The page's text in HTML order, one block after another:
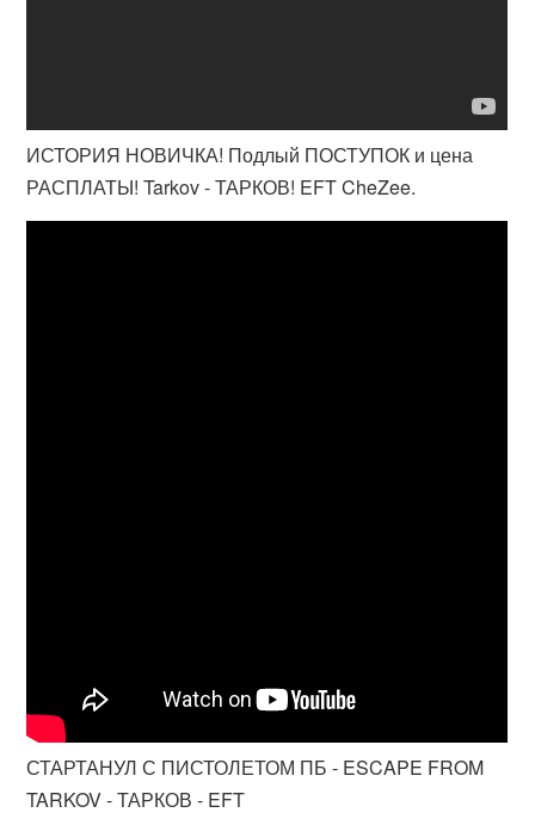
ИСТОРИЯ НОВИЧКА! Подлый ПОСТУПОК и цена
РАСПЛАТЫ! Tarkov - ТАРКОВ! EFT CheZee.
СТАРТАНУЛ С ПИСТОЛЕТОМ ПБ - ESCAPE FROM
TARKOV - ТАРКОВ - EFT